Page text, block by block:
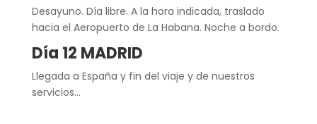
Desayuno. Día libre. A la hora indicada, traslado
hacia el Aeropuerto de La Habana. Noche a bordo.
Día 12 MADRID
Llegada a España y fin del viaje y de nuestros
servicios…